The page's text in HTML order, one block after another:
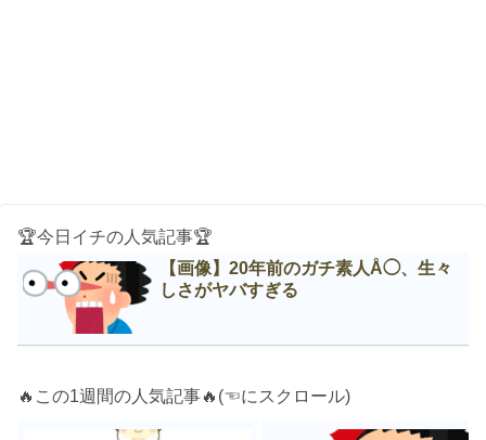
🏆今日イチの人気記事🏆
【画像】20年前のガチ素人Å◯、生々
しさがヤバすぎる
🔥この1週間の人気記事🔥(☜にスクロール)